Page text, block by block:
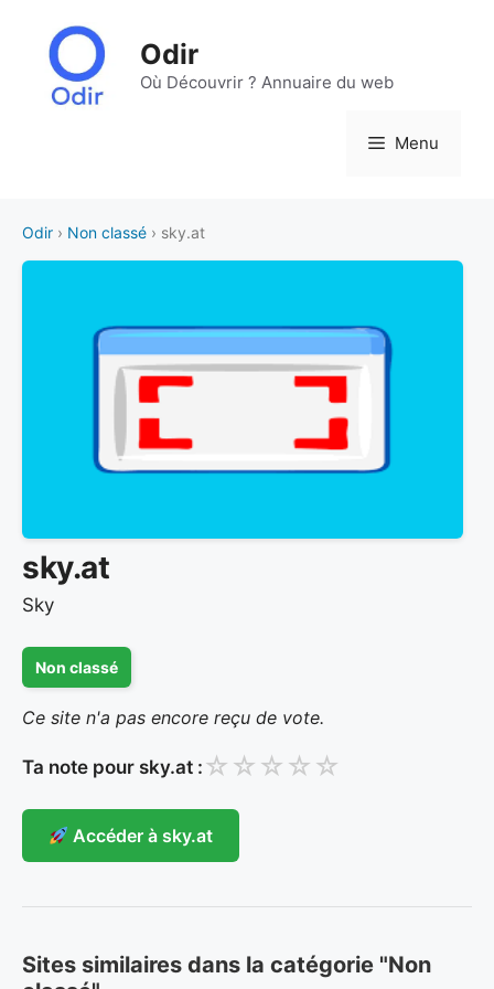
contenu
Odir
Où Découvrir ? Annuaire du web
Menu
Odir › Non classé › sky.at
sky.at
Sky
Non classé
Ce site n'a pas encore reçu de vote.
Ta note pour sky.at : ☆ ☆ ☆ ☆ ☆
Accéder à sky.at
Sites similaires dans la catégorie "Non